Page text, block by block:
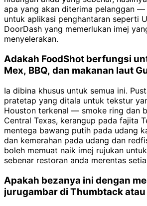
apa yang akan diterima pelanggan
untuk aplikasi penghantaran seperti
DoorDash yang memerlukan imej
menyelerakan.
Adakah FoodShot berfungsi
Mex, BBQ, dan makanan laut
Ia dibina khusus untuk semua ini.
pratetap yang ditala untuk tekstur
Houston terkenal — smoke ring dan
Central Texas, kerangup pada fajita
mentega bawang putih pada udang
dan kemerahan pada udang dan
boleh memuat naik imej rujukan
sebenar restoran anda merentas
Apakah bezanya ini dengan
jurugambar di Thumbtack atau